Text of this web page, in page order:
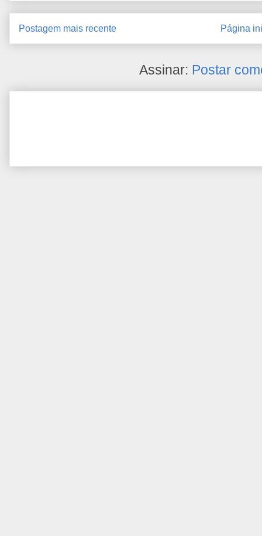
Postagem mais recente Página
Assinar: Postar